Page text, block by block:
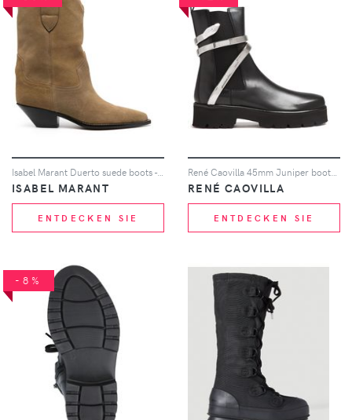
ISABEL MARANT
ENTDECKEN SIE
RENÉ CAOVILLA
ENTDECKEN SIE
-8%